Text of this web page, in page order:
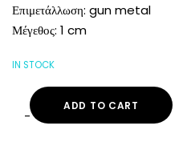
Επιμετάλλωση: gun metal
Μέγεθος: 1 cm
IN STOCK
ADD TO CART